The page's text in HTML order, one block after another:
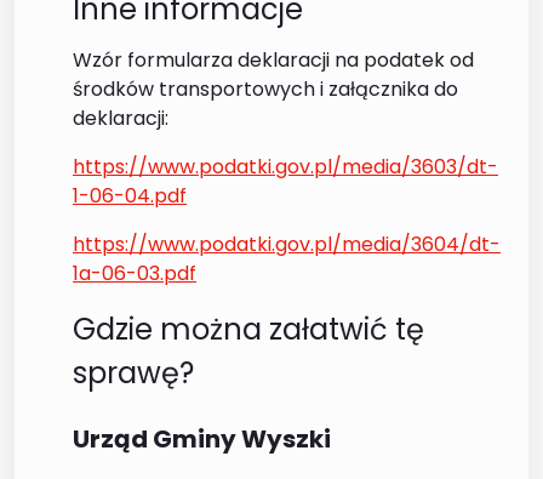
Inne informacje
Wzór formularza deklaracji na podatek od
środków transportowych i załącznika do
deklaracji:
https://www.podatki.gov.pl/media/3603/dt-
1-06-04.pdf
https://www.podatki.gov.pl/media/3604/dt-
1a-06-03.pdf
Gdzie można załatwić tę
sprawę?
Urząd Gminy Wyszki